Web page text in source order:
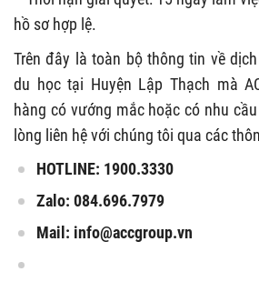
hồ sơ hợp lệ.
Trên đây là toàn bộ thông tin về
du học tại Huyện Lập Thạch mà
hàng có vướng mắc hoặc có nhu
lòng liên hệ với chúng tôi qua các
HOTLINE: 1900.3330
Zalo: 084.696.7979
Mail: info@accgroup.vn